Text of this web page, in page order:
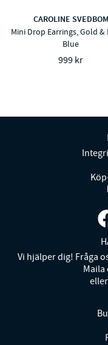
CAROLINE SVEDBOM
Mini Drop Earrings, Gold &
Blue
999 kr
Vi hjälper dig! Fråga